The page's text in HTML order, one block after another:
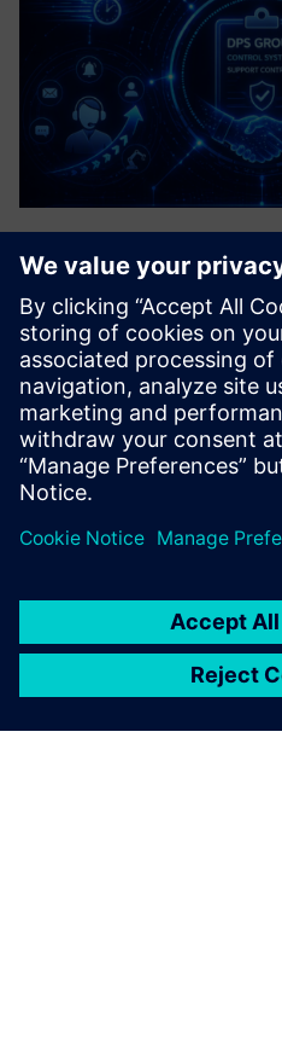
Control Systems
A structured agreement that
maintenance,
industrial control systems, e.g.
like an operational insurance
downtime and ensure ...
Saznajte više